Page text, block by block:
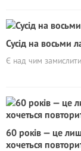
Сусід на восьми
Є над чим
60 років — це
хочеться